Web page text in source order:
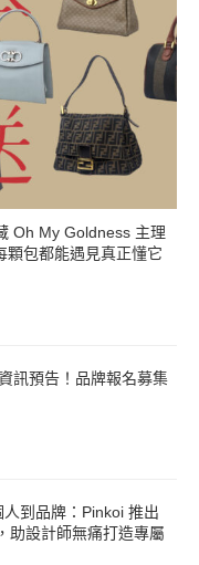
Oh My Goldness 主理
顆包都能遇見真正懂它
訊預告！品牌報名募集
人到品牌：Pinkoi 推出
助設計師無痛打造專屬